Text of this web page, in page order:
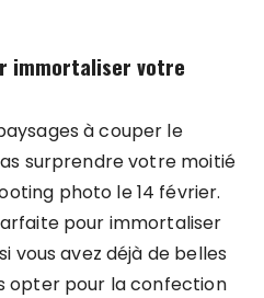
immortaliser votre
à couper le
surprendre votre moitié
photo le 14 février.
pour immortaliser
vous avez déjà de belles
opter pour la confection